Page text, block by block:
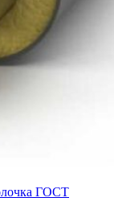
ГОСТ